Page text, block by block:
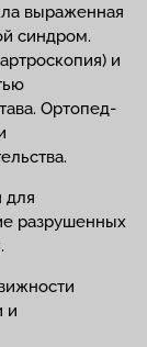
выраженная
синдром.
и
Ортопед-
для
разрушенных
и